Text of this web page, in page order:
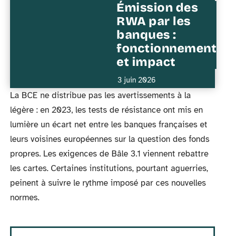
Émission des
RWA par les
banques :
fonctionnement
et impact
3 juin 2026
La BCE ne distribue pas les avertissements à la
légère : en 2023, les tests de résistance ont mis en
lumière un écart net entre les banques françaises et
leurs voisines européennes sur la question des fonds
propres. Les exigences de Bâle 3.1 viennent rebattre
les cartes. Certaines institutions, pourtant aguerries,
peinent à suivre le rythme imposé par ces nouvelles
normes.